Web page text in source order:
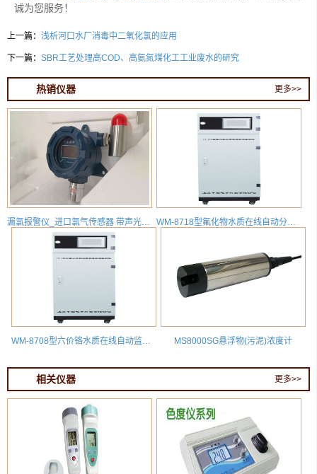
诚为您服务！
上一篇： 浅析河口水厂消毒中二氧化氯的应用
下一篇： SBR工艺处理高COD、高氨氮煤化工工业废水的研究
更多>>
热销仪器
漏氯报警仪_进口氯气传感器 带声光报警 HD-T700X-CL2 WM-8718型氟化物水质在线自动分析仪
WM-8708型六价铬水质在线自动监测分析仪 MS8000SG悬浮物(污泥)浓度计
更多>>
相关仪器